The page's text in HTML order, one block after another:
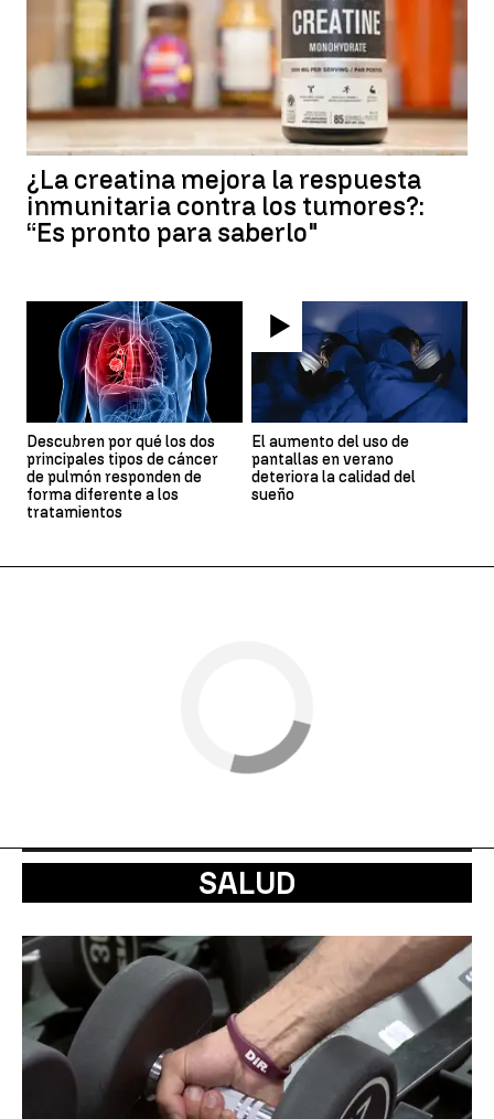
¿La creatina mejora la respuesta
inmunitaria contra los tumores?:
“Es pronto para saberlo"
Descubren por qué los dos
principales tipos de cáncer
de pulmón responden de
forma diferente a los
tratamientos
El aumento del uso de
pantallas en verano
deteriora la calidad del
sueño
SALUD